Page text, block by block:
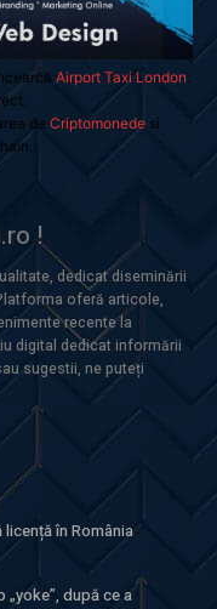
Airport Taxi London
de Criptomonedesi
!
dedicat diseminării
oferă articole,
recente la
digital dedicat informării
sugestii, ne puteți
în România
după ce a